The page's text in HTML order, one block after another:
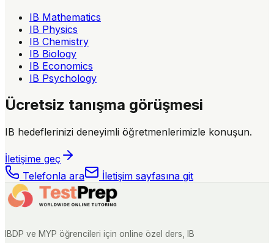
IB Mathematics
IB Physics
IB Chemistry
IB Biology
IB Economics
IB Psychology
Ücretsiz tanışma görüşmesi
IB hedeflerinizi deneyimli öğretmenlerimizle konuşun.
İletişime geç
Telefonla ara
İletişim sayfasına git
IBDP ve MYP öğrencileri için online özel ders, IB